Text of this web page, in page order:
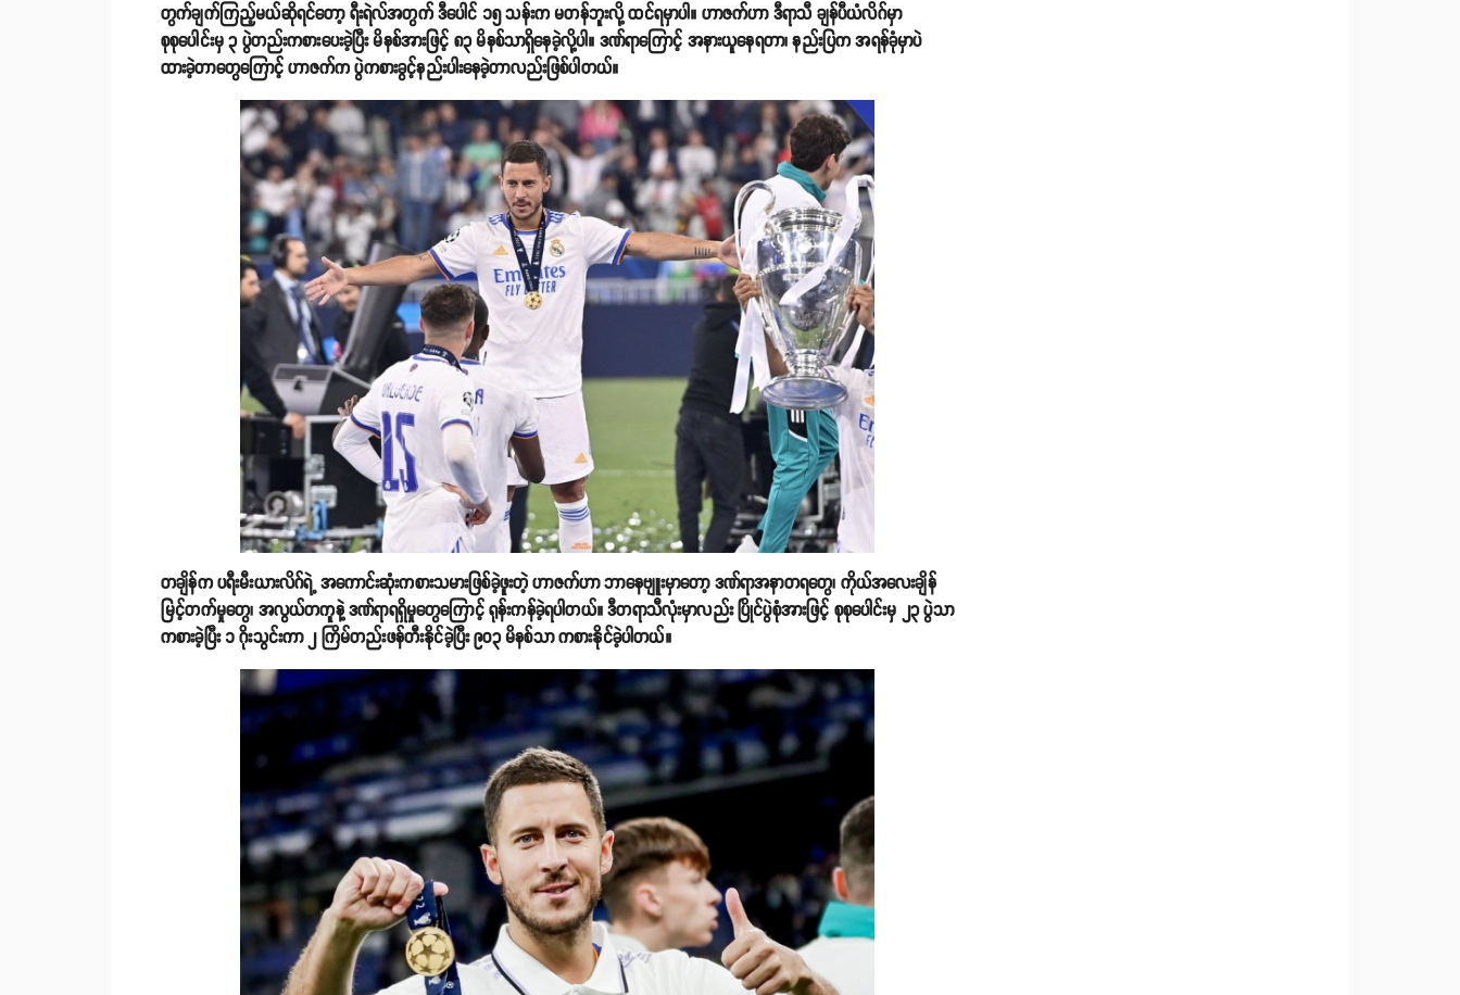
တွက်ချက်ကြည့်မယ်ဆိုရင်တော့ ရီးရဲလ်အတွက် ဒီပေါင် ၁၅ သန်းက မတန်ဘူးလို့ ထင်ရမှာပါ။ ဟာဇက်ဟာ ဒီရာသီ ချန်ပီယံလိဂ်မှာ
စုစုပေါင်းမှ ၃ ပွဲတည်းကစားပေးခဲ့ပြီး မိနစ်အားဖြင့် ၈၃ မိနစ်သာရှိနေခဲ့လို့ပါ။ ဒဏ်ရာကြောင့် အနားယူနေရတာ၊ နည်းပြက အရန်ခုံမှာပဲ
ထားခဲ့တာတွေကြောင့် ဟာဇက်က ပွဲကစားခွင့်နည်းပါးနေခဲ့တာလည်းဖြစ်ပါတယ်။
တချိန်က ပရီးမီးယားလိဂ်ရဲ့ အကောင်းဆုံးကစားသမားဖြစ်ခဲ့ဖူးတဲ့ ဟာဇက်ဟာ ဘာနေဗျူးမှာတော့ ဒဏ်ရာအနာတရတွေ၊ ကိုယ်အလေးချိန်
မြင့်တက်မှုတွေ၊ အလွယ်တကူနဲ့ ဒဏ်ရာရရှိမှုတွေကြောင့် ရုန်းကန်ခဲ့ရပါတယ်။ ဒီတရာသီလုံးမှာလည်း ပြိုင်ပွဲစုံအားဖြင့် စုစုပေါင်းမှ ၂၃ ပွဲသာ
ကစားခဲ့ပြီး ၁ ဂိုးသွင်းကာ ၂ ကြိမ်တည်းဖန်တီးနိုင်ခဲ့ပြီး ၉၀၃ မိနစ်သာ ကစားနိုင်ခဲ့ပါတယ်။